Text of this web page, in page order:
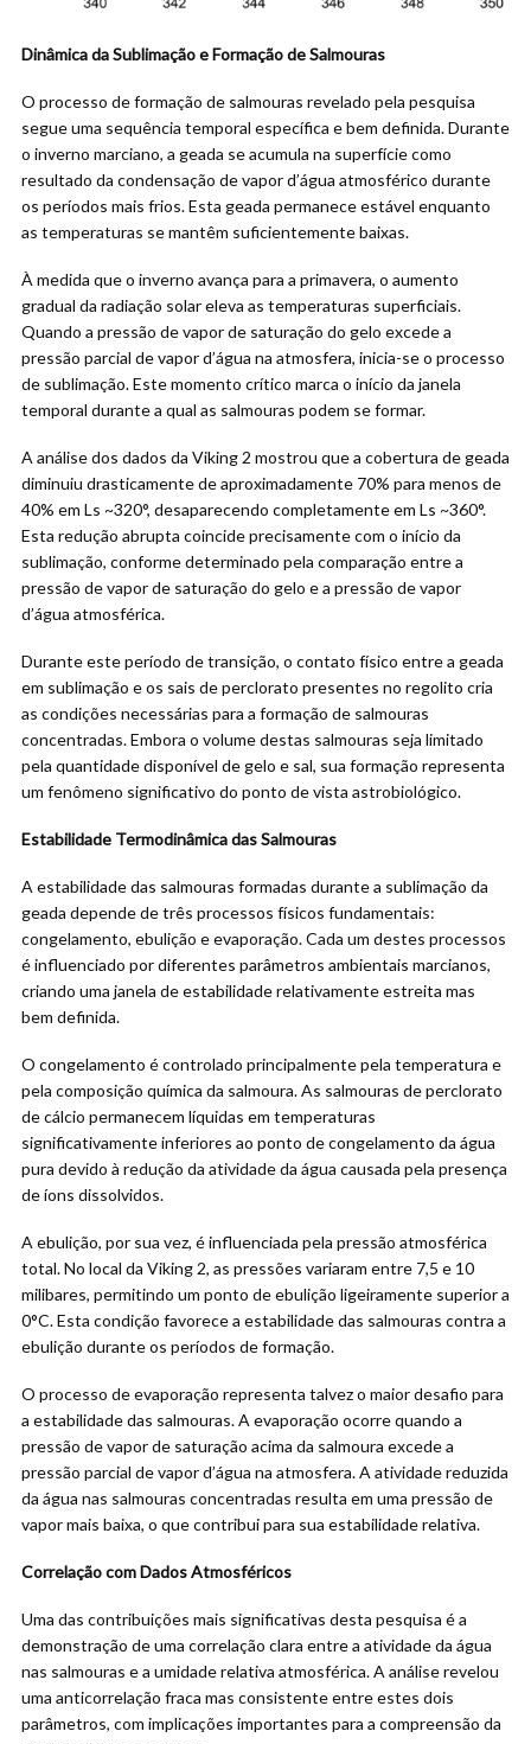
Dinâmica da Sublimação e Formação de Salmouras
O processo de formação de salmouras revelado pela pesquisa
segue uma sequência temporal específica e bem definida. Durante
o inverno marciano, a geada se acumula na superfície como
resultado da condensação de vapor d’água atmosférico durante
os períodos mais frios. Esta geada permanece estável enquanto
as temperaturas se mantêm suficientemente baixas.
À medida que o inverno avança para a primavera, o aumento
gradual da radiação solar eleva as temperaturas superficiais.
Quando a pressão de vapor de saturação do gelo excede a
pressão parcial de vapor d’água na atmosfera, inicia-se o processo
de sublimação. Este momento crítico marca o início da janela
temporal durante a qual as salmouras podem se formar.
A análise dos dados da Viking 2 mostrou que a cobertura de geada
diminuiu drasticamente de aproximadamente 70% para menos de
40% em Ls ~320°, desaparecendo completamente em Ls ~360°.
Esta redução abrupta coincide precisamente com o início da
sublimação, conforme determinado pela comparação entre a
pressão de vapor de saturação do gelo e a pressão de vapor
d’água atmosférica.
Durante este período de transição, o contato físico entre a geada
em sublimação e os sais de perclorato presentes no regolito cria
as condições necessárias para a formação de salmouras
concentradas. Embora o volume destas salmouras seja limitado
pela quantidade disponível de gelo e sal, sua formação representa
um fenômeno significativo do ponto de vista astrobiológico.
Estabilidade Termodinâmica das Salmouras
A estabilidade das salmouras formadas durante a sublimação da
geada depende de três processos físicos fundamentais:
congelamento, ebulição e evaporação. Cada um destes processos
é influenciado por diferentes parâmetros ambientais marcianos,
criando uma janela de estabilidade relativamente estreita mas
bem definida.
O congelamento é controlado principalmente pela temperatura e
pela composição química da salmoura. As salmouras de perclorato
de cálcio permanecem líquidas em temperaturas
significativamente inferiores ao ponto de congelamento da água
pura devido à redução da atividade da água causada pela presença
de íons dissolvidos.
A ebulição, por sua vez, é influenciada pela pressão atmosférica
total. No local da Viking 2, as pressões variaram entre 7,5 e 10
milibares, permitindo um ponto de ebulição ligeiramente superior a
0°C. Esta condição favorece a estabilidade das salmouras contra a
ebulição durante os períodos de formação.
O processo de evaporação representa talvez o maior desafio para
a estabilidade das salmouras. A evaporação ocorre quando a
pressão de vapor de saturação acima da salmoura excede a
pressão parcial de vapor d’água na atmosfera. A atividade reduzida
da água nas salmouras concentradas resulta em uma pressão de
vapor mais baixa, o que contribui para sua estabilidade relativa.
Correlação com Dados Atmosféricos
Uma das contribuições mais significativas desta pesquisa é a
demonstração de uma correlação clara entre a atividade da água
nas salmouras e a umidade relativa atmosférica. A análise revelou
uma anticorrelação fraca mas consistente entre estes dois
parâmetros, com implicações importantes para a compreensão da